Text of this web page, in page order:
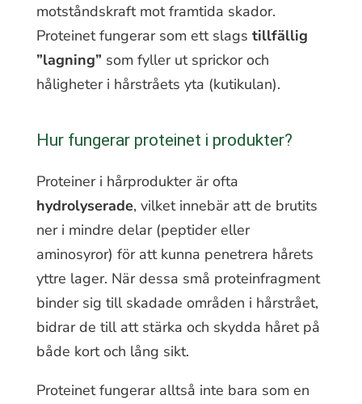
motståndskraft mot framtida skador.
Proteinet fungerar som ett slags tillfällig
”lagning” som fyller ut sprickor och
håligheter i hårstråets yta (kutikulan).
Hur fungerar proteinet i produkter?
Proteiner i hårprodukter är ofta
hydrolyserade, vilket innebär att de brutits
ner i mindre delar (peptider eller
aminosyror) för att kunna penetrera hårets
yttre lager. När dessa små proteinfragment
binder sig till skadade områden i hårstrået,
bidrar de till att stärka och skydda håret på
både kort och lång sikt.
Proteinet fungerar alltså inte bara som en